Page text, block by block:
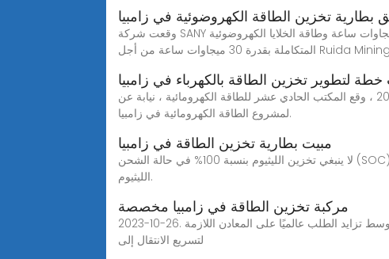
بطارية تخزين الطاقة الكهروضوئية في زامبيا
وقعت شركة SANY مذكرة تعاون مع زامبيا بخصوص مشروع 2024616 · ركزت الاتفاقية على مشروع رائد—مشروع تخزين طاقة قدرتها 60 ميجاوات ساعة وطاقة الخلايا الكهروضوئية
لتطوير تخزين الطاقة بالكهرباء في زامبيا
في 26 سبتمبر 2021 ، وقع المكتب الحادي عشر للطاقة الكهرومائية ، نيابة عن PowerConstruction International ، عقد ا رسمي ا مع شركة Rufubu Electric Power في زامبيا
لمشروع الطاقة الكهرومائية في زامبيا.
مبيت بطارية تخزين الطاقة في زامبيا
لا ينبغي تخزين الليثيوم بنسبة 100% في حالة الشحن (SOC)، في حين يجب تخزين SLA بنسبة 100%. وذلك لأن معدل التفريغ الذاتي لبطارية SLA هو 5 أضعاف أو أكبر من بطارية
الليثيوم.
مركبة تخزين الطاقة في زامبيا مخصصة
2023-10-26. أحد مناجم النحاس في زامبيا - أرشيفية. تتنافس الإمارات وجنوب أفريقيا للاستحواذ على أحد أكبر مناجم النحاس في زامبيا، وسط تزايد الطلب عالميًا على المعادن اللازمة
لتسريع الانتقال إلى